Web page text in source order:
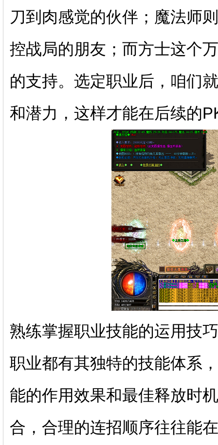
刀到肉感觉的伙伴；魔法师
控战局的朋友；而方士这个
的支持。选定职业后，咱们
和潜力，这样才能在后续的
熟练掌握职业技能的运用技
职业都有其独特的技能体系
能的作用效果和最佳释放时
合，合理的连招顺序往往能